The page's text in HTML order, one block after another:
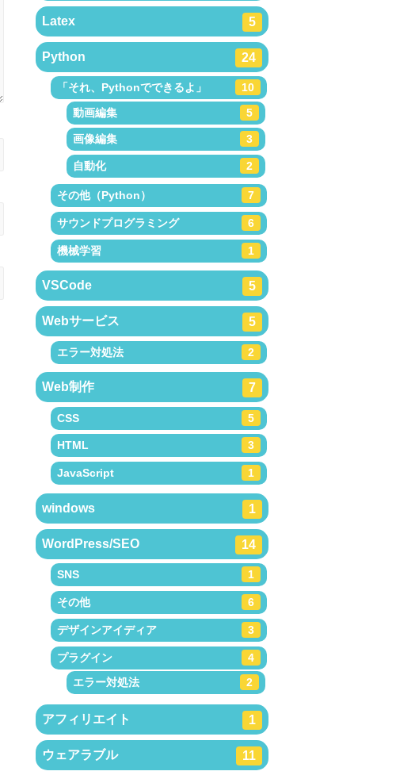
Latex 5
Python 24
「それ、Pythonでできるよ」
10
動画編集
5
画像編集 3
自動化 2
その他（Python） 7
サウンドプログラミング 6
機械学習 1
VSCode 5
Webサービス 5
エラー対処法 2
Web制作 7
CSS 5
HTML 3
JavaScript 1
windows 1
WordPress/SEO 14
SNS 1
その他 6
デザインアイディア 3
プラグイン
4
エラー対処法
2
アフィリエイト 1
ウェアラブル 11